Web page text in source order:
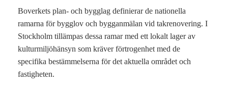
Boverkets plan- och bygglag definierar de nationella
ramarna för bygglov och bygganmälan vid takrenovering. I
Stockholm tillämpas dessa ramar med ett lokalt lager av
kulturmiljöhänsyn som kräver förtrogenhet med de
specifika bestämmelserna för det aktuella området och
fastigheten.